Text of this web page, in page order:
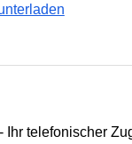
Ihr telefonischer